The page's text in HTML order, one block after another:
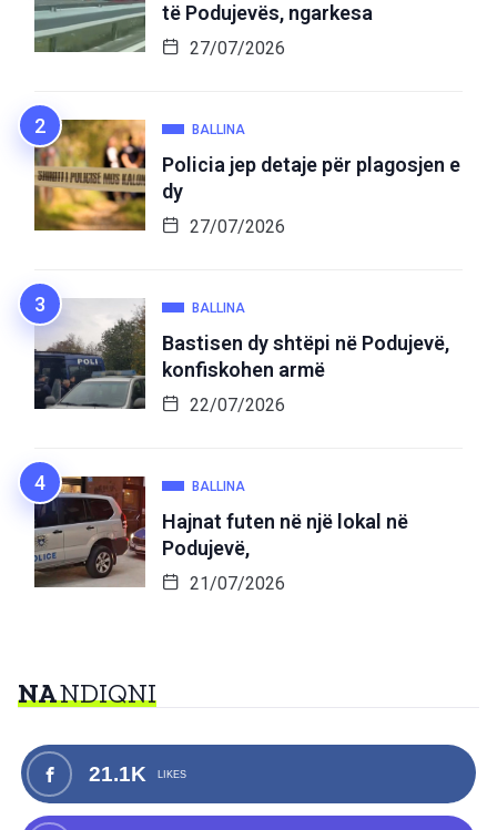
të Podujevës, ngarkesa
27/07/2026
BALLINA
Policia jep detaje për plagosjen e
dy
27/07/2026
BALLINA
Bastisen dy shtëpi në Podujevë,
konfiskohen armë
22/07/2026
BALLINA
Hajnat futen në një lokal në
Podujevë,
21/07/2026
NANDIQNI
21.1K LIKES